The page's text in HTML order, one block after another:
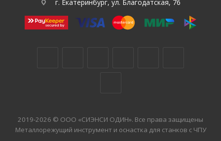
г. Екатеринбург, ул. Благодатская, 76
2019-2026 © ООО «СИЭНСИ ОДИН». Все права защищены
Металлорежущий инструмент и оснастка для станков с ЧПУ